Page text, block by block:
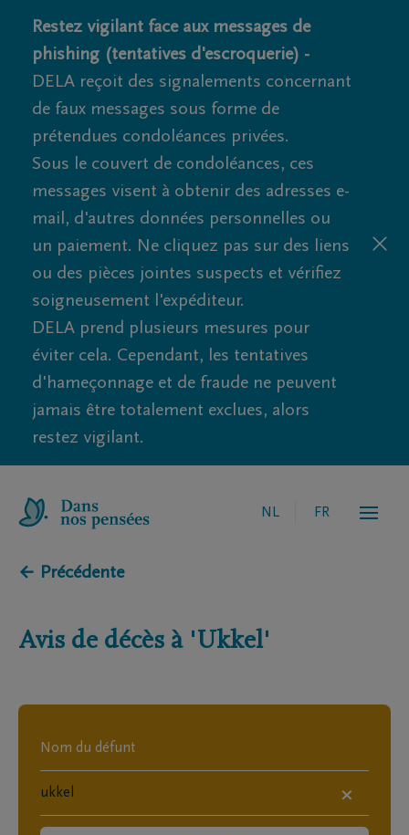
Restez vigilant face aux messages de
phishing (tentatives d'escroquerie) -
DELA reçoit des signalements concernant
de faux messages sous forme de
prétendues condoléances privées.
Sous le couvert de condoléances, ces
messages visent à obtenir des adresses e-
mail, d'autres données personnelles ou
un paiement. Ne cliquez pas sur des liens
ou des pièces jointes suspects et vérifiez
soigneusement l'expéditeur.
DELA prend plusieurs mesures pour
éviter cela. Cependant, les tentatives
d'hameçonnage et de fraude ne peuvent
jamais être totalement exclues, alors
restez vigilant.
NL FR
← Précédente
Avis de décès à 'Ukkel'
×